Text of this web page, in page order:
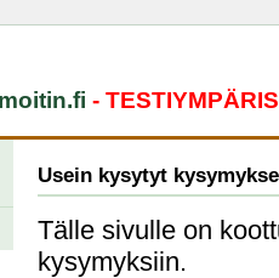
-
Usein kysytyt
Tälle sivulle on
kysymyksiin.